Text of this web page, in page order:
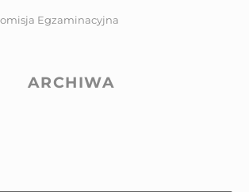
Egzaminacyjna
ARCHIWA